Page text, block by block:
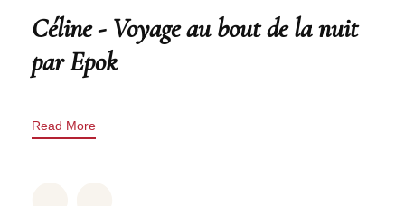
Céline - Voyage au bout de la nuit
par Epok
Read More